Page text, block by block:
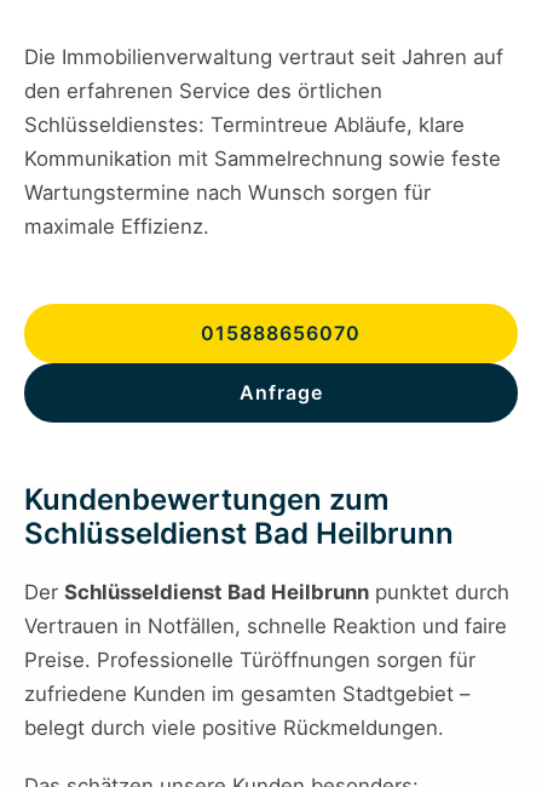
Die Immobilienverwaltung vertraut seit Jahren auf
den erfahrenen Service des örtlichen
Schlüsseldienstes: Termintreue Abläufe, klare
Kommunikation mit Sammelrechnung sowie feste
Wartungstermine nach Wunsch sorgen für
maximale Effizienz.
015888656070
Anfrage
Kundenbewertungen zum
Schlüsseldienst Bad Heilbrunn
Der Schlüsseldienst Bad Heilbrunn punktet durch
Vertrauen in Notfällen, schnelle Reaktion und faire
Preise. Professionelle Türöffnungen sorgen für
zufriedene Kunden im gesamten Stadtgebiet –
belegt durch viele positive Rückmeldungen.